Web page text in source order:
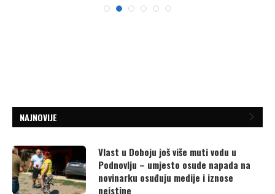
NAJNOVIJE
Vlast u Doboju još više muti vodu u
Podnovlju – umjesto osude napada na
novinarku osuđuju medije i iznose
neistine